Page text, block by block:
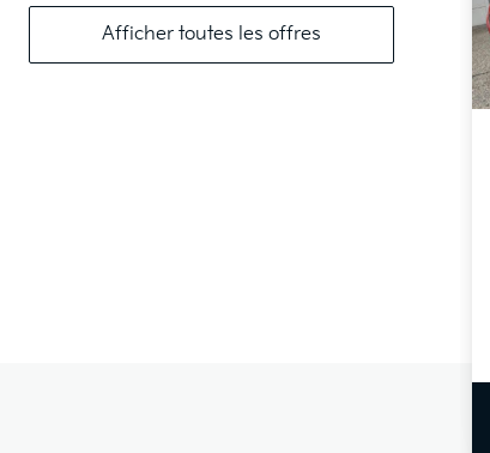
Afficher toutes les offres